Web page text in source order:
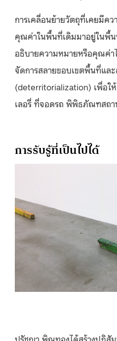
การเคลื่อนย้ายวัตถุที่เคยมีค
คุณค่าในพื้นที่เดิมมาอยู่ในพื้น
อธิบายความหมายหรือคุณค่า
จัดการสลายขอบเขตพื้นที่และ
(deterritorialization) เพื่อ
เลอรี่ ที่จอดรถ พิพิธภัณฑสถ
การรับรู้ที่เป็นไปได้
ปรัชญา พิณทองได้สร้างปฏิสั